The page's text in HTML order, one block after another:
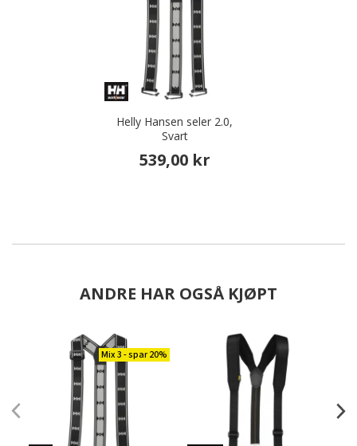
Helly Hansen seler 2.0,
Svart
539,00 kr
ANDRE HAR OGSÅ KJØPT
Mix 3 - spar 20%